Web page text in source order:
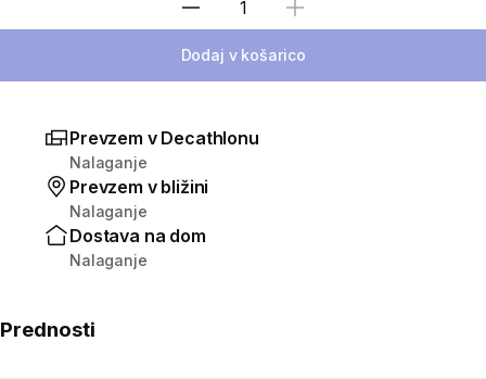
Izberite količino
Dodaj v košarico
Prevzem v Decathlonu
Nalaganje
Prevzem v bližini
Nalaganje
Dostava na dom
Nalaganje
Prednosti